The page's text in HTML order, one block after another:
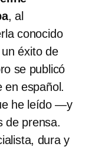
, al
conocido
éxito de
se publicó
en español.
he leído —y
de prensa.
dura y